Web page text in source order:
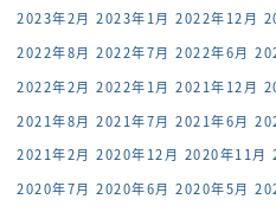
2023年2月 2023年1月 2022年12月
2022年8月 2022年7月 2022年6月
2022年2月 2022年1月 2021年12月
2021年8月 2021年7月 2021年6月
2021年2月 2020年12月 2020年11月
2020年7月 2020年6月 2020年5月